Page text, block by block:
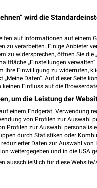
und Prospekte für
Flugsicherung Filialen &
Filialen &
wird die
auf Informationen auf einem
zu verarbeiten. Einige Anbieter
zu widersprechen, öffnen Sie die
„Einstellungen
Ihre Einwilligung zu widerrufen,
Daten“. Auf dieser Seite
Einfluss auf die
um die Leistung der
einem Endgerät. Verwendung
von Profilen zur Auswahl
Profilen zur Auswahl
durch Statistiken oder
Daten zur Auswahl von
weitergegeben und in die USA
ausschließlich für diese Website/